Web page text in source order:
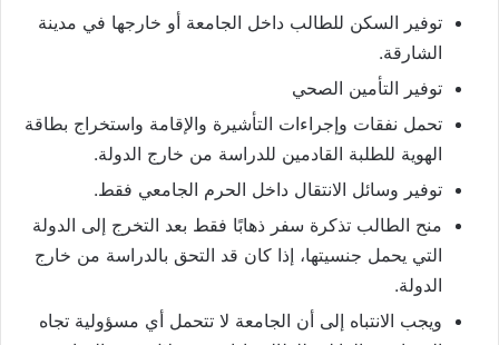
توفير السكن للطالب داخل الجامعة أو خارجها في مدينة
الشارقة.
توفير التأمين الصحي
تحمل نفقات وإجراءات التأشيرة والإقامة واستخراج بطاقة
الهوية للطلبة القادمين للدراسة من خارج الدولة.
توفير وسائل الانتقال داخل الحرم الجامعي فقط.
منح الطالب تذكرة سفر ذهابًا فقط بعد التخرج إلى الدولة
التي يحمل جنسيتها، إذا كان قد التحق بالدراسة من خارج
الدولة.
ويجب الانتباه إلى أن الجامعة لا تتحمل أي مسؤولية تجاه